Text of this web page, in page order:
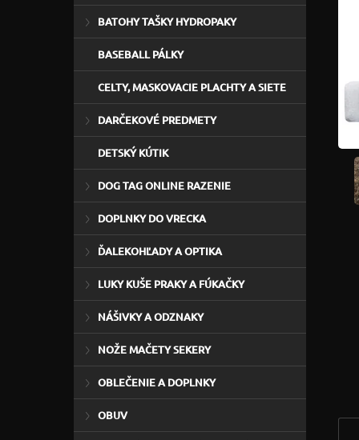
BATOHY TAŠKY HYDROPAKY
BASEBALL PÁLKY
CELTY, MASKOVACIE PLACHTY A SIETE
DARČEKOVÉ PREDMETY
DETSKÝ KÚTIK
DOG TAG ONLINE RAZENIE
DOPLNKY DO VRECKA
ĎALEKOHĽADY A OPTIKA
LUKY KUŠE PRAKY A FÚKAČKY
NÁŠIVKY A ODZNAKY
NOŽE MAČETY SEKERY
OBLEČENIE A DOPLNKY
OBUV